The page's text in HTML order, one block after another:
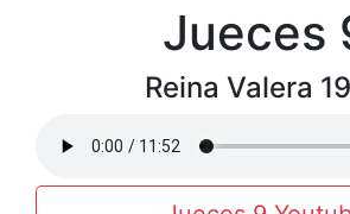
Jueces
Reina Valera